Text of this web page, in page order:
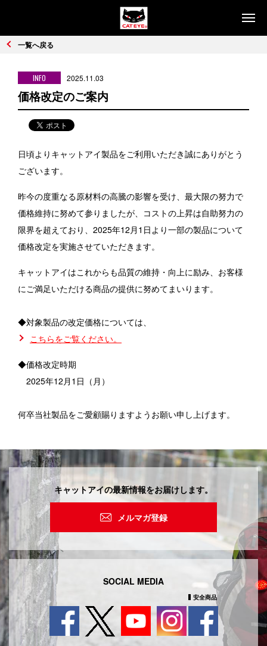
製品情報
コンピュータ
販売店
お問い合わせ・サポート
お問い合わせ・サポート Q&A
ダウンロード ユーザー登録
オンラインストア
キャットアイについて
新着情報
日本
一覧へ戻る
INFO 2025.11.03
価格改定のご案内
日頃よりキャットアイ製品をご利用いただき誠にありがとう
ございます。
昨今の度重なる原材料の高騰の影響を受け、最大限の努力で
価格維持に努めて参りましたが、コストの上昇は自助努力の
限界を超えており、2025年12月1日より一部の製品について
価格改定を実施させていただきます。
キャットアイはこれからも品質の維持・向上に励み、お客様
にご満足いただける商品の提供に努めてまいります。
◆対象製品の改定価格については、
こちらをご覧ください。
◆価格改定時期
2025年12月1日（月）
何卒当社製品をご愛顧賜りますようお願い申し上げます。
キャットアイの最新情報をお届けします。
メルマガ登録
SOCIAL MEDIA
安全商品